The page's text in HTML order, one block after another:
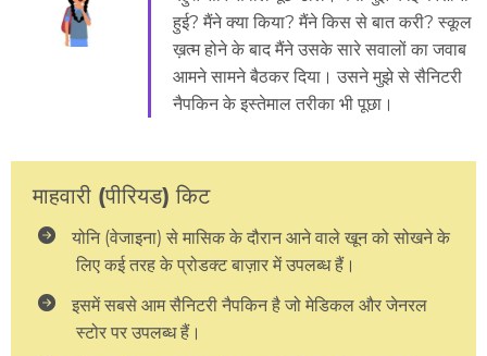
हुई? मैंने क्या किया? मैंने किस से बात करी? स्कूल
ख़त्म होने के बाद मैंने उसके सारे सवालों का जवाब
आमने सामने बैठकर दिया। उसने मुझे से सैनिटरी
नैपकिन के इस्तेमाल तरीका भी पूछा।
माहवारी (पीरियड) किट
योनि (वेजाइना) से मासिक के दौरान आने वाले खून को सोखने के
लिए कई तरह के प्रोडक्ट बाज़ार में उपलब्ध हैं।
इसमें सबसे आम सैनिटरी नैपकिन है जो मेडिकल और जेनरल
स्टोर पर उपलब्ध हैं।